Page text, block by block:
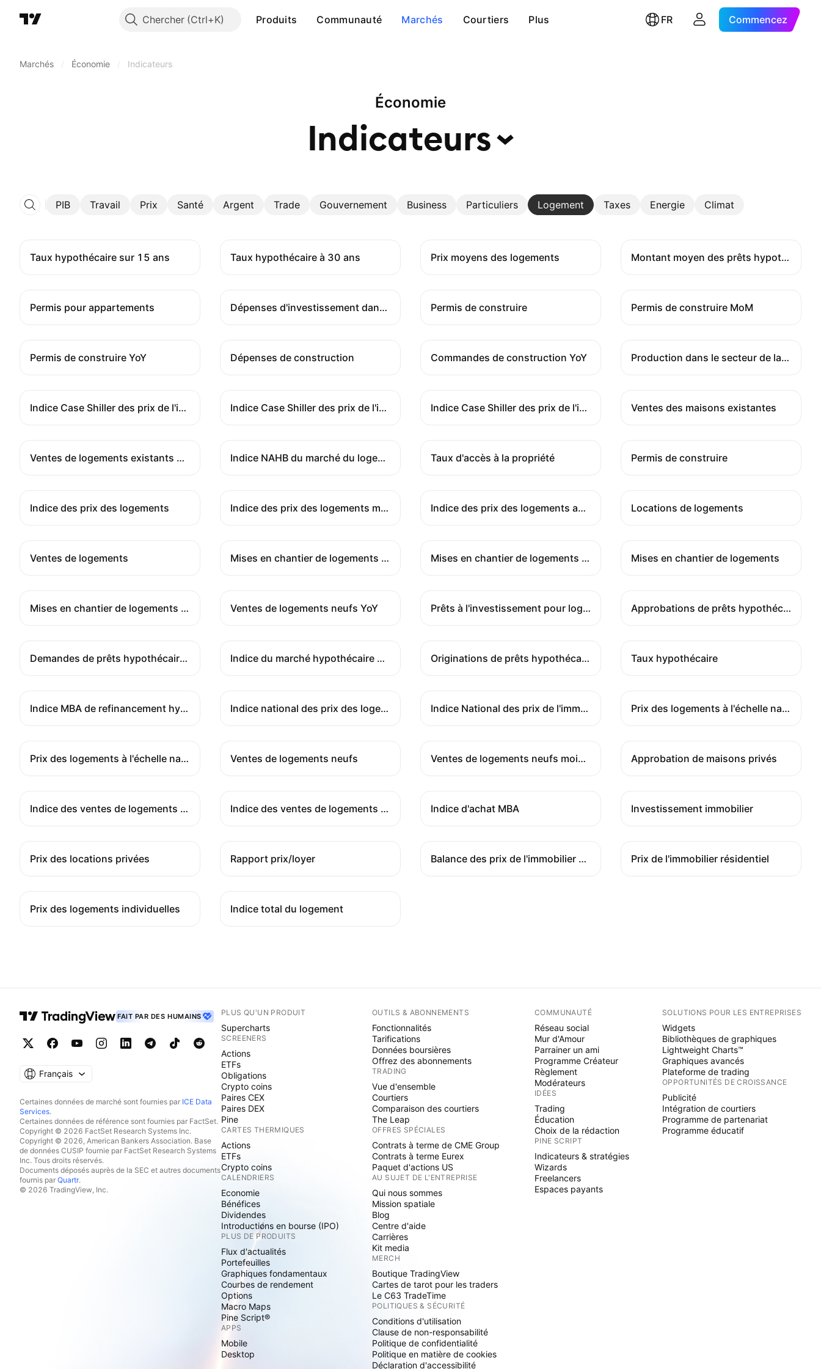
Chercher Produits Communauté Marchés Courtiers Plus FR Commencez
Marchés Économie Indicateurs
Économie
Indicateurs
PIB Travail Prix Santé Argent Trade Gouvernement Business Particuliers Logement Taxes Energie Climat
Taux hypothécaire sur 15 ans Taux hypothécaire à 30 ans Prix moyens des logements Montant moyen des prêts hypothécaires
Permis pour appartements Dépenses d'investissement dans les bâtiments Permis de construire Permis de construire MoM
Permis de construire YoY Dépenses de construction Commandes de construction YoY Production dans le secteur de la construction YoY
Indice Case Shiller des prix de l'immobilier Indice Case Shiller des prix de l'immobilier MoM Indice Case Shiller des prix de l'immobilier YoY Ventes des maisons existantes
Ventes de logements existants MoM Indice NAHB du marché du logement Taux d'accès à la propriété Permis de construire
Indice des prix des logements Indice des prix des logements mois par mois Indice des prix des logements an par an Locations de logements
Ventes de logements Mises en chantier de logements multifamiliaux Mises en chantier de logements individuels Mises en chantier de logements
Mises en chantier de logements mois par mois Ventes de logements neufs YoY Prêts à l'investissement pour logements Approbations de prêts hypothécaires
Demandes de prêts hypothécaires Indice du marché hypothécaire MBA Originations de prêts hypothécaires Taux hypothécaire
Indice MBA de refinancement hypothécaire Indice national des prix des logements Indice National des prix de l'immobilier Prix des logements à l'échelle nationale MoM
Prix des logements à l'échelle nationale YoY Ventes de logements neufs Ventes de logements neufs mois par mois Approbation de maisons privés
Indice des ventes de logements en attente mois par mois Indice des ventes de logements en attente année par année Indice d'achat MBA Investissement immobilier
Prix des locations privées Rapport prix/loyer Balance des prix de l'immobilier de la Rics Prix de l'immobilier résidentiel
Prix des logements individuelles Indice total du logement
FAIT PAR DES HUMAINS
Français
Certaines données de marché sont fournies par ICE Data
Services.
Certaines données de référence sont fournies par FactSet.
Copyright © 2026 FactSet Research Systems Inc.
Copyright © 2026, American Bankers Association. Base
de données CUSIP fournie par FactSet Research Systems
Inc. Tous droits réservés.
Documents déposés auprès de la SEC et autres documents
fournis par Quartr.
© 2026 TradingView, Inc.
PLUS QU'UN PRODUIT
Supercharts
SCREENERS
Actions
ETFs
Obligations
Crypto coins
Paires CEX
Paires DEX
Pine
CARTES THERMIQUES
Actions
ETFs
Crypto coins
CALENDRIERS
Economie
Bénéfices
Dividendes
Introductions en bourse (IPO)
PLUS DE PRODUITS
Flux d'actualités
Portefeuilles
Graphiques fondamentaux
Courbes de rendement
Options
Macro Maps
Pine Script®
APPS
Mobile
Desktop
OUTILS & ABONNEMENTS
Fonctionnalités
Tarifications
Données boursières
Offrez des abonnements
TRADING
Vue d'ensemble
Courtiers
Comparaison des courtiers
The Leap
OFFRES SPÉCIALES
Contrats à terme de CME Group
Contrats à terme Eurex
Paquet d'actions US
AU SUJET DE L'ENTREPRISE
Qui nous sommes
Mission spatiale
Blog
Centre d'aide
Carrières
Kit media
MERCH
Boutique TradingView
Cartes de tarot pour les traders
Le C63 TradeTime
POLITIQUES & SÉCURITÉ
Conditions d'utilisation
Clause de non-responsabilité
Politique de confidentialité
Politique en matière de cookies
Déclaration d'accessibilité
COMMUNAUTÉ
Réseau social
Mur d'Amour
Parrainer un ami
Programme Créateur
Règlement
Modérateurs
IDÉES
Trading
Éducation
Choix de la rédaction
PINE SCRIPT
Indicateurs & stratégies
Wizards
Freelancers
Espaces payants
SOLUTIONS POUR LES ENTREPRISES
Widgets
Bibliothèques de graphiques
Lightweight Charts™
Graphiques avancés
Plateforme de trading
OPPORTUNITÉS DE CROISSANCE
Publicité
Intégration de courtiers
Programme de partenariat
Programme éducatif